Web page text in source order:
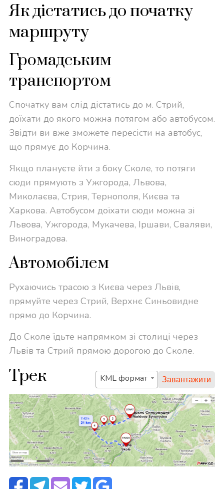
Як дістатись до початку
маршруту
Громадським
транспортом
Спочатку вам слід дістатись до м. Стрий,
доїхати до якого можна потягом або автобусом.
Звідти ви вже зможете пересісти на автобус,
що прямує до Корчина.
Якщо плануєте йти з боку Сколе, то потяги
сюди прямують з Ужгорода, Львова,
Миколаєва, Стрия, Тернополя, Києва та
Харкова. Автобусом доїхати сюди можна зі
Львова, Ужгорода, Мукачева, Іршави, Сваляви,
Виноградова.
Автомобілем
Рухаючись трасою з Києва через Львів,
прямуйте через Стрий, Верхнє Синьовидне
прямо до Корчина.
До Сколе їдьте напрямком зі столиці через
Львів та Стрий прямою дорогою до Сколе.
Трек KML формат Завантажити